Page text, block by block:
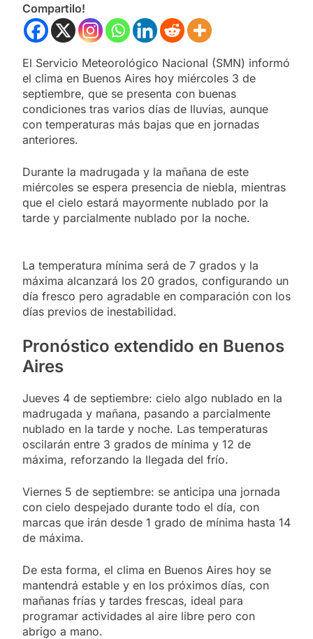
Compartilo!
El Servicio Meteorológico Nacional (SMN) informó
el clima en Buenos Aires hoy miércoles 3 de
septiembre, que se presenta con buenas
condiciones tras varios días de lluvias, aunque
con temperaturas más bajas que en jornadas
anteriores.
Durante la madrugada y la mañana de este
miércoles se espera presencia de niebla, mientras
que el cielo estará mayormente nublado por la
tarde y parcialmente nublado por la noche.
La temperatura mínima será de 7 grados y la
máxima alcanzará los 20 grados, configurando un
día fresco pero agradable en comparación con los
días previos de inestabilidad.
Pronóstico extendido en Buenos
Aires
Jueves 4 de septiembre: cielo algo nublado en la
madrugada y mañana, pasando a parcialmente
nublado en la tarde y noche. Las temperaturas
oscilarán entre 3 grados de mínima y 12 de
máxima, reforzando la llegada del frío.
Viernes 5 de septiembre: se anticipa una jornada
con cielo despejado durante todo el día, con
marcas que irán desde 1 grado de mínima hasta 14
de máxima.
De esta forma, el clima en Buenos Aires hoy se
mantendrá estable y en los próximos días, con
mañanas frías y tardes frescas, ideal para
programar actividades al aire libre pero con
abrigo a mano.